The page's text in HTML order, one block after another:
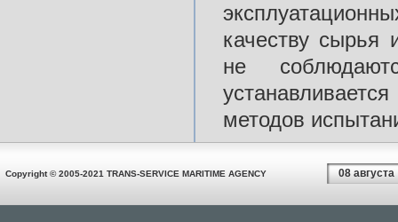
качеству сырья
не
методов
Copyright © 2005-2021 TRANS-SERVICE MARITIME AGENCY 08 августа